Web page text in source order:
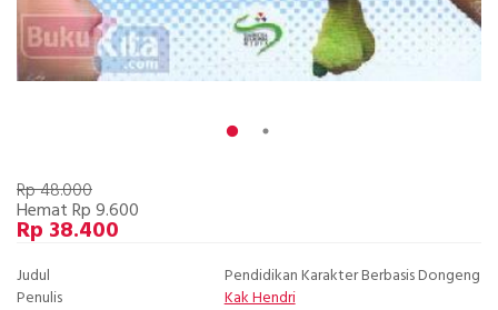
Rp 48.000
Hemat Rp 9.600
Rp 38.400
Judul
Pendidikan Karakter Berbasis Dongeng
Penulis
Kak Hendri